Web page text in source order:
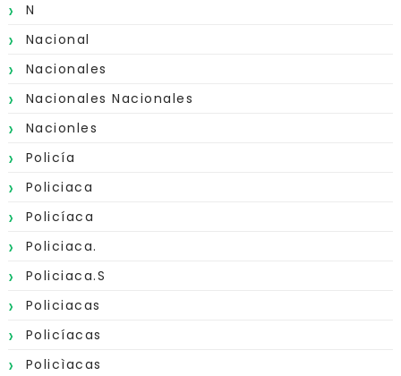
N
Nacional
Nacionales
Nacionales Nacionales
Nacionles
Policía
Policiaca
Policíaca
Policiaca.
Policiaca.s
Policiacas
Policíacas
Policìacas